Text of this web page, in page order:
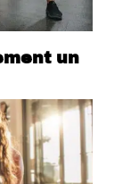
un